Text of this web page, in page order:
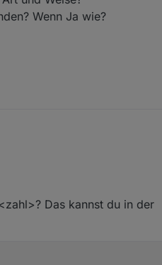
Wenn Ja wie?
Wenn Ja wie?
Das kannst du in der